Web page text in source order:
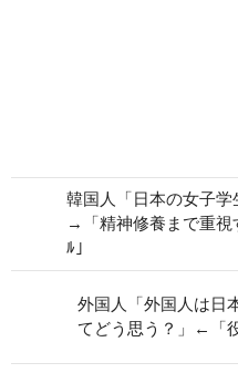
韓国人「日本の女子
→「精神修養まで重視
ﾙ」
外国人「外国人は日
てどう思う？」←「